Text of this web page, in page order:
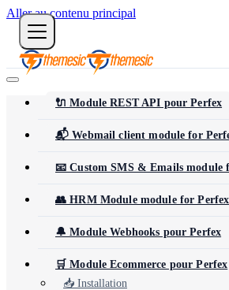
Aller au contenu principal
🔌 Module REST API pour Perfex
📬 Webmail client module for
📧 Custom SMS & Emails module
👥 HRM Module module for Perfex
🔔 Module Webhooks pour Perfex
🛒 Module Ecommerce pour Perfex
📥 Installation